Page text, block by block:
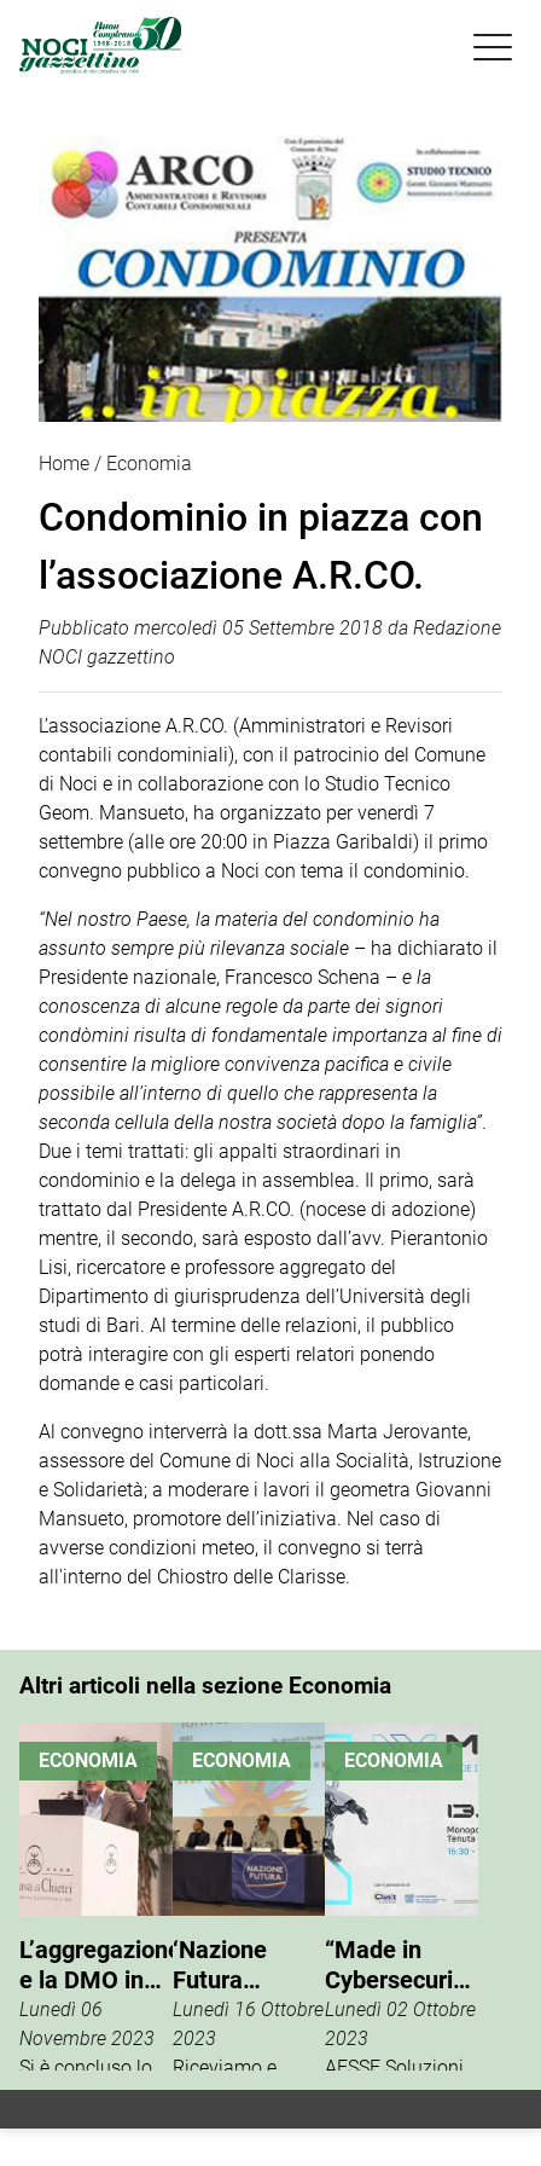

Home Economia
Condominio in piazza con
l’associazione A.R.CO.
Pubblicato mercoledì 05 Settembre 2018 da Redazione
NOCI gazzettino
L’associazione A.R.CO. (Amministratori e Revisori
contabili condominiali), con il patrocinio del Comune
di Noci e in collaborazione con lo Studio Tecnico
Geom. Mansueto, ha organizzato per venerdì 7
settembre (alle ore 20:00 in Piazza Garibaldi) il primo
convegno pubblico a Noci con tema il condominio.
“Nel nostro Paese, la materia del condominio ha
assunto sempre più rilevanza sociale – ha dichiarato il
Presidente nazionale, Francesco Schena – e la
conoscenza di alcune regole da parte dei signori
condòmini risulta di fondamentale importanza al fine di
consentire la migliore convivenza pacifica e civile
possibile all’interno di quello che rappresenta la
seconda cellula della nostra società dopo la famiglia”.
Due i temi trattati: gli appalti straordinari in
condominio e la delega in assemblea. Il primo, sarà
trattato dal Presidente A.R.CO. (nocese di adozione)
mentre, il secondo, sarà esposto dall’avv. Pierantonio
Lisi, ricercatore e professore aggregato del
Dipartimento di giurisprudenza dell’Università degli
studi di Bari. Al termine delle relazioni, il pubblico
potrà interagire con gli esperti relatori ponendo
domande e casi particolari.
Al convegno interverrà la dott.ssa Marta Jerovante,
assessore del Comune di Noci alla Socialità, Istruzione
e Solidarietà; a moderare i lavori il geometra Giovanni
Mansueto, promotore dell’iniziativa. Nel caso di
avverse condizioni meteo, il convegno si terrà
all'interno del Chiostro delle Clarisse.
Altri articoli nella sezione Economia
ECONOMIA
L’aggregazione
e la DMO in
Valle d’Itria
Lunedì 06
Novembre 2023
Si è concluso lo
scorso 3 ottobre il
progetto
ECONOMIA
‘Nazione
Futura
Mottola-Noci’
a Agrilevante
2023
Lunedì 16 Ottobre
2023
Riceviamo e
pubblichiamo un
comunicato
ECONOMIA
“Made in
Cybersecurity”,
al via l’evento
sulla
sicurezza
industriale
Lunedì 02 Ottobre
2023
AESSE Soluzioni
Informatiche,
innovativo